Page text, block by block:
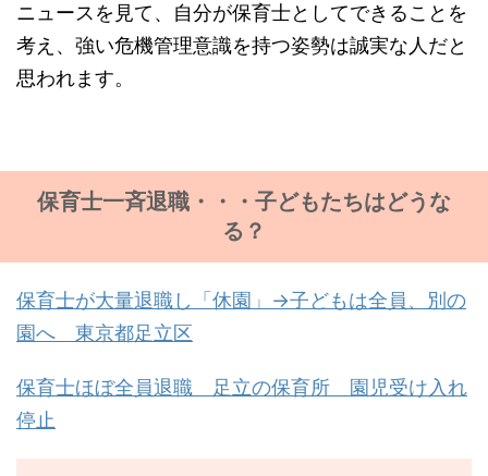
ニュースを見て、自分が保育士としてできることを
考え、強い危機管理意識を持つ姿勢は誠実な人だと
思われます。
保育士一斉退職・・・子どもたちはどうな
る？
保育士が大量退職し「休園」→子どもは全員、別の
園へ 東京都足立区
保育士ほぼ全員退職 足立の保育所 園児受け入れ
停止